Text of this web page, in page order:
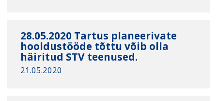
28.05.2020 Tartus planeerivate
hooldustööde tõttu võib olla
häiritud STV teenused.
21.05.2020